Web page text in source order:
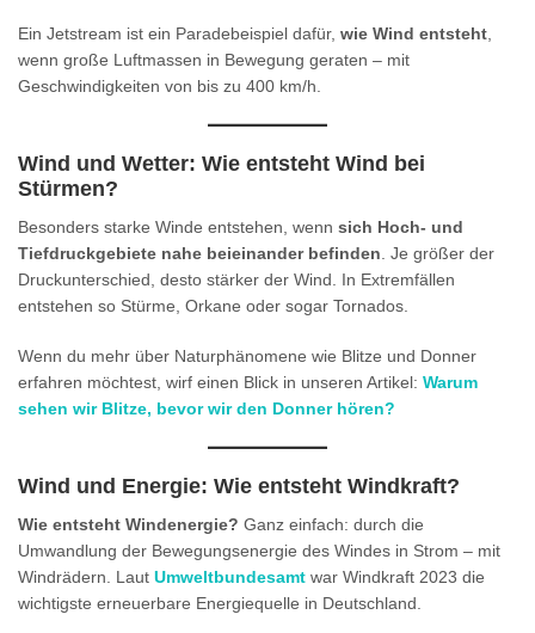
Ein Jetstream ist ein Paradebeispiel dafür, wie Wind entsteht
wenn große Luftmassen in Bewegung geraten – mit
Geschwindigkeiten von bis zu 400 km/h.
Wind und Wetter: Wie entsteht Wind bei
Stürmen?
Besonders starke Winde entstehen, wenn sich Hoch- und
Tiefdruckgebiete nahe beieinander befinden . Je größer der
Druckunterschied, desto stärker der Wind. In Extremfällen
entstehen so Stürme, Orkane oder sogar Tornados.
Wenn du mehr über Naturphänomene wie Blitze und Donner
erfahren möchtest, wirf einen Blick in unseren Artikel: Warum
sehen wir Blitze, bevor wir den Donner hören?
Wind und Energie: Wie entsteht Windkraft?
Wie entsteht Windenergie? Ganz einfach: durch die
Umwandlung der Bewegungsenergie des Windes in Strom – mit
Windrädern. Laut Umweltbundesamt war Windkraft 2023 die
wichtigste erneuerbare Energiequelle in Deutschland.